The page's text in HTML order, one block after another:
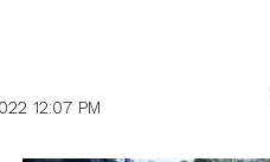
12:07 PM